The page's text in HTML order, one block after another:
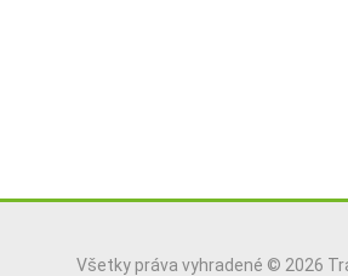
Všetky práva vyhradené © 2026